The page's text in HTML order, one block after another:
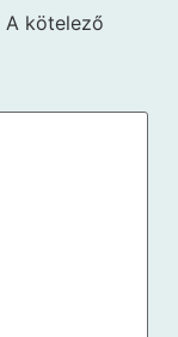
A kötelező